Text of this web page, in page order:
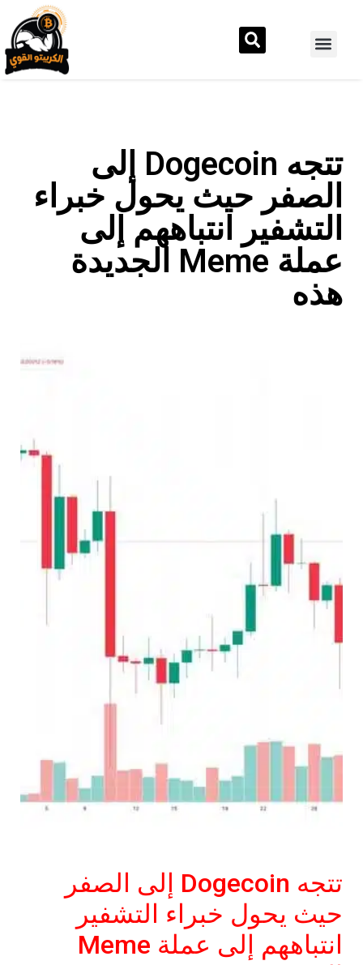
تتجه Dogecoin إلى
الصفر حيث يحول خبراء
التشفير انتباههم إلى
عملة Meme الجديدة
هذه
تتجه Dogecoin إلى الصفر
حيث يحول خبراء التشفير
انتباههم إلى عملة Meme